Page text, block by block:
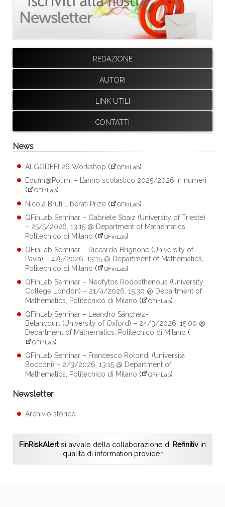
REDAZIONE
AUTORI
LINK UTILI
CONTATTI
News
ALGODEFI 26 Workshop ( QFinLab)
Edufin@Polimi – L’anno scolastico 2025/2026 in numeri
(
QFinLab)
Nicola Bruti Liberati Prize ( QFinLab)
QFinLab Seminar – Gabriele Sbaiz (University of Trieste)
– 25/5/2026, 13:15 @ Department of Mathematics,
Politecnico di Milano ( QFinLab)
QFinLab Seminar – Riccardo Brignone (University of
Pavia) – 4/5/2026, 13:15 @ Department of Mathematics,
Politecnico di Milano ( QFinLab)
QFinLab Seminar – Neofytos Rodosthenous (University
College London) – 21/4/2026, 15:30 @ Department of
Mathematics, Politecnico di Milano ( QFinLab)
QFinLab Seminar – Leandro Sánchez-
Betancourt (University of Oxford) – 24/3/2026, 15:00 @
Department of Mathematics, Politecnico di Milano (
QFinLab)
QFinLab Seminar – Francesco Rotondi (Università
Bocconi) – 2/3/2026, 13:15 @ Department of
Mathematics, Politecnico di Milano ( QFinLab)
Newsletter
Archivio storico
FinRiskAlertsi avvale della collaborazione di Refinitiv in
qualità di information provider